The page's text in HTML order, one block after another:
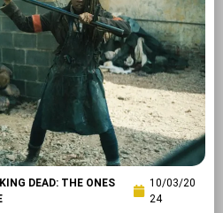
DEAD: THE ONES
10/03/20
24